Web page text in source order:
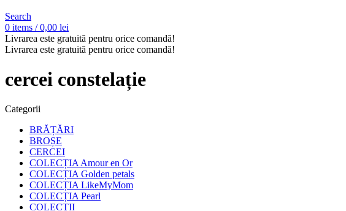
Search
0 items / 0,00 lei
Livrarea este gratuită pentru orice comandă!
Livrarea este gratuită pentru orice comandă!
cercei constelație
Categorii
BRĂȚĂRI
BROȘE
CERCEI
COLECȚIA Amour en Or
COLECȚIA Golden petals
COLECȚIA LikeMyMom
COLECȚIA Pearl
COLECȚII